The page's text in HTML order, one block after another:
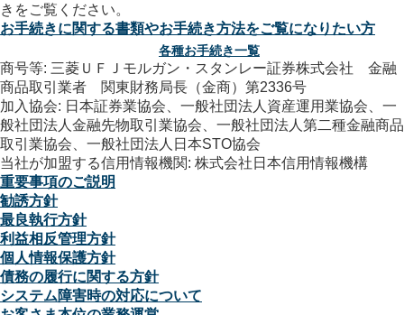
お手続きに関する書類やお手続き方法をご覧になりたい方
各種お手続き一覧
商号等: 三菱ＵＦＪモルガン・スタンレー証券株式会社 金融
商品取引業者 関東財務局長（金商）第2336号
加入協会: 日本証券業協会、一般社団法人資産運用業協会、一
般社団法人金融先物取引業協会、一般社団法人第二種金融商品
取引業協会、一般社団法人日本STO協会
当社が加盟する信用情報機関: 株式会社日本信用情報機構
重要事項のご説明
勧誘方針
最良執行方針
利益相反管理方針
個人情報保護方針
債務の履行に関する方針
システム障害時の対応について